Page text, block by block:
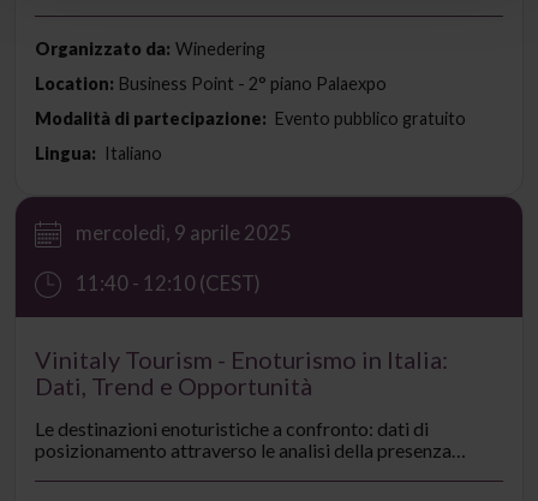
Organizzato da: Winedering
Location: Business Point - 2° piano Palaexpo
Modalità di partecipazione: Evento pubblico gratuito
Lingua: Italiano
mercoledì, 9 aprile 2025
11:40 - 12:10 (CEST)
Vinitaly Tourism - Enoturismo in Italia:
Dati, Trend e Opportunità
Le destinazioni enoturistiche a confronto: dati di
posizionamento attraverso le analisi della presenza